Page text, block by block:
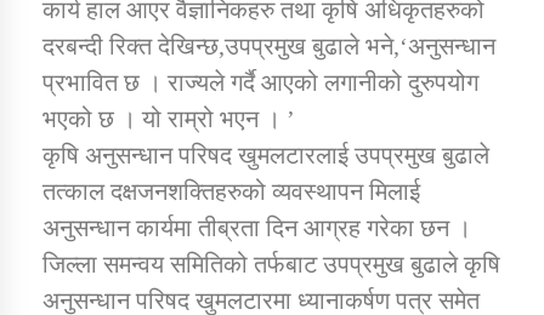
कार्य हाल आएर वैज्ञानिकहरु तथा कृषि अधिकृतहरुको
दरबन्दी रिक्त देखिन्छ,उपप्रमुख बुढाले भने,‘अनुसन्धान
प्रभावित छ । राज्यले गर्दै आएको लगानीको दुरुपयोग
भएको छ । यो राम्रो भएन । ’
कृषि अनुसन्धान परिषद खुमलटारलाई उपप्रमुख बुढाले
तत्काल दक्षजनशक्तिहरुको व्यवस्थापन मिलाई
अनुसन्धान कार्यमा तीब्रता दिन आग्रह गरेका छन ।
जिल्ला समन्वय समितिको तर्फबाट उपप्रमुख बुढाले कृषि
अनुसन्धान परिषद खुमलटारमा ध्यानाकर्षण पत्र समेत